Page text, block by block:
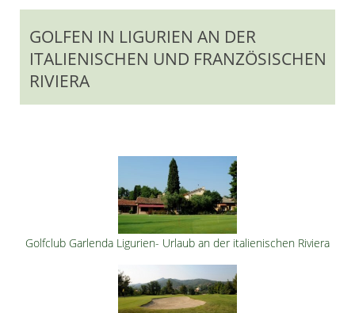
GOLFEN IN LIGURIEN AN DER
ITALIENISCHEN UND FRANZÖSISCHEN
RIVIERA
Golfclub Garlenda Ligurien- Urlaub an der italienischen Riviera